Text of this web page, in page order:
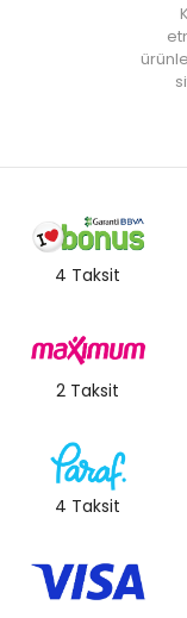
4 Taksit
2 Taksit
4 Taksit